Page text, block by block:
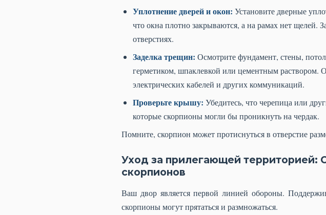
Уплотнение дверей и окон: Установите дверные
что окна плотно закрываются, а на рамах нет
отверстиях.
Заделка трещин: Осмотрите фундамент, стены,
герметиком, шпаклевкой или цементным раствором.
электрических кабелей и других коммуникаций.
Проверьте крышу: Убедитесь, что черепица или
которые скорпионы могли бы проникнуть на чердак.
Помните, скорпион может протиснуться в отверстие
Уход за прилегающей территорией:
скорпионов
Ваш двор является первой линией обороны.
скорпионы могут прятаться и размножаться.